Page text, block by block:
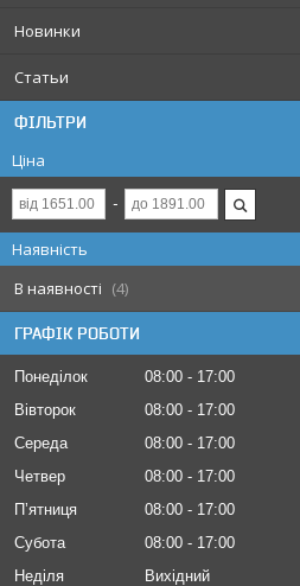
Новинки
Статьи
ФІЛЬТРИ
Ціна
Наявність
В наявності
4
ГРАФІК РОБОТИ
Понеділок 08:00
17:00
Вівторок
08:00
17:00
Середа
08:00
17:00
Четвер
08:00
17:00
Пʼятниця
08:00
17:00
Субота
08:00
17:00
Неділя
Вихідний